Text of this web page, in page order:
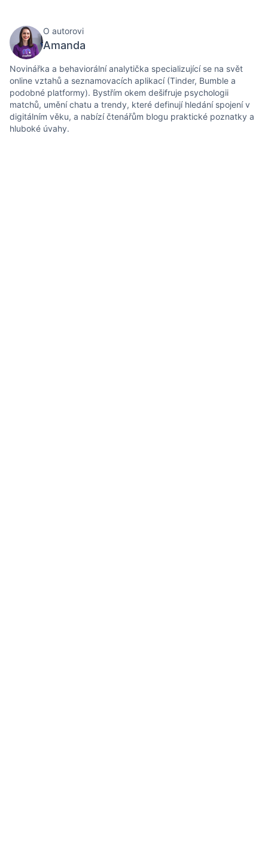
O autorovi
Amanda
Novinářka a behaviorální analytička specializující se na svět
online vztahů a seznamovacích aplikací (Tinder, Bumble a
podobné platformy). Bystřím okem dešifruje psychologii
matchů, umění chatu a trendy, které definují hledání spojení v
digitálním věku, a nabízí čtenářům blogu praktické poznatky a
hluboké úvahy.